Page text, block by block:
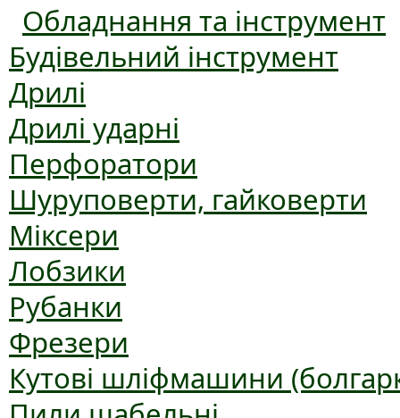
Обладнання та інструмент
Будівельний інструмент
Дрилі
Дрилі ударні
Перфоратори
Шуруповерти, гайковерти
Міксери
Лобзики
Рубанки
Фрезери
Кутові шліфмашини